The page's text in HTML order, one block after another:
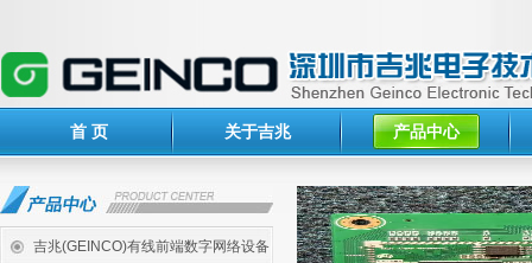
首 页 关于吉兆 产品中心
吉兆(GEINCO)有线前端数字网络设备